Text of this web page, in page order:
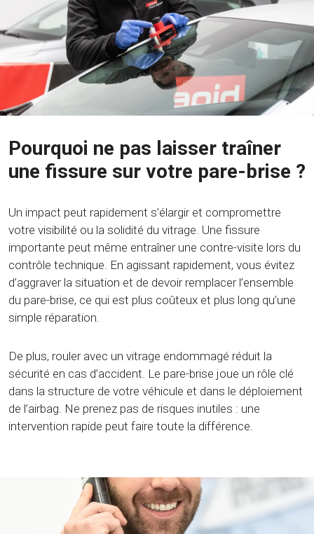
Pourquoi ne pas laisser traîner
une fissure sur votre pare-brise ?
Un impact peut rapidement s’élargir et compromettre
votre visibilité ou la solidité du vitrage. Une fissure
importante peut même entraîner une contre-visite lors du
contrôle technique. En agissant rapidement, vous évitez
d’aggraver la situation et de devoir remplacer l’ensemble
du pare-brise, ce qui est plus coûteux et plus long qu’une
simple réparation.
De plus, rouler avec un vitrage endommagé réduit la
sécurité en cas d’accident. Le pare-brise joue un rôle clé
dans la structure de votre véhicule et dans le déploiement
de l’airbag. Ne prenez pas de risques inutiles : une
intervention rapide peut faire toute la différence.